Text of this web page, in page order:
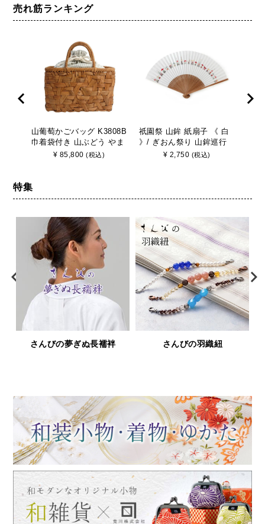
売れ筋ランキング
山葡萄かごバッグ K3808B
巾着袋付き 山ぶどう やま
ぶどう 手作り さんび
¥ 85,800 (税込)
祇園祭 山鉾 紙扇子 《 白
》/ ぎおん祭り 山鉾巡行
京都 さんび
¥ 2,750 (税込)
特集
んびの夢ぎぬ長襦袢 さんびの羽織紐
鹿革と漆